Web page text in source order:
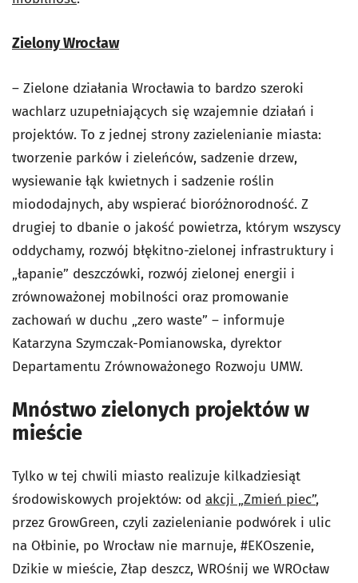
Zielony Wrocław
– Zielone działania Wrocławia to bardzo szeroki
wachlarz uzupełniających się wzajemnie działań i
projektów. To z jednej strony zazielenianie miasta:
tworzenie parków i zieleńców, sadzenie drzew,
wysiewanie łąk kwietnych i sadzenie roślin
miododajnych, aby wspierać bioróżnorodność. Z
drugiej to dbanie o jakość powietrza, którym wszyscy
oddychamy, rozwój błękitno-zielonej infrastruktury i
„łapanie” deszczówki, rozwój zielonej energii i
zrównoważonej mobilności oraz promowanie
zachowań w duchu „zero waste” – informuje
Katarzyna Szymczak-Pomianowska, dyrektor
Departamentu Zrównoważonego Rozwoju UMW.
Mnóstwo zielonych projektów w
mieście
Tylko w tej chwili miasto realizuje kilkadziesiąt
środowiskowych projektów: od akcji „Zmień piec”,
przez GrowGreen, czyli zazielenianie podwórek i ulic
na Ołbinie, po Wrocław nie marnuje, #EKOszenie,
Dzikie w mieście, Złap deszcz, WROśnij we WROcław